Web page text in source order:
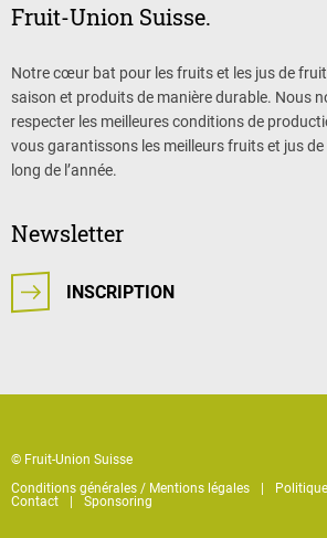
Fruit-Union Suisse.
Notre cœur bat pour les fruits et les jus de
saison et produits de manière durable. Nous
respecter les meilleures conditions de
vous garantissons les meilleurs fruits et jus
long de l’année.
Newsletter
INSCRIPTION
© Fruit-Union Suisse
Conditions générales / Mentions légales
Contact
Sponsoring